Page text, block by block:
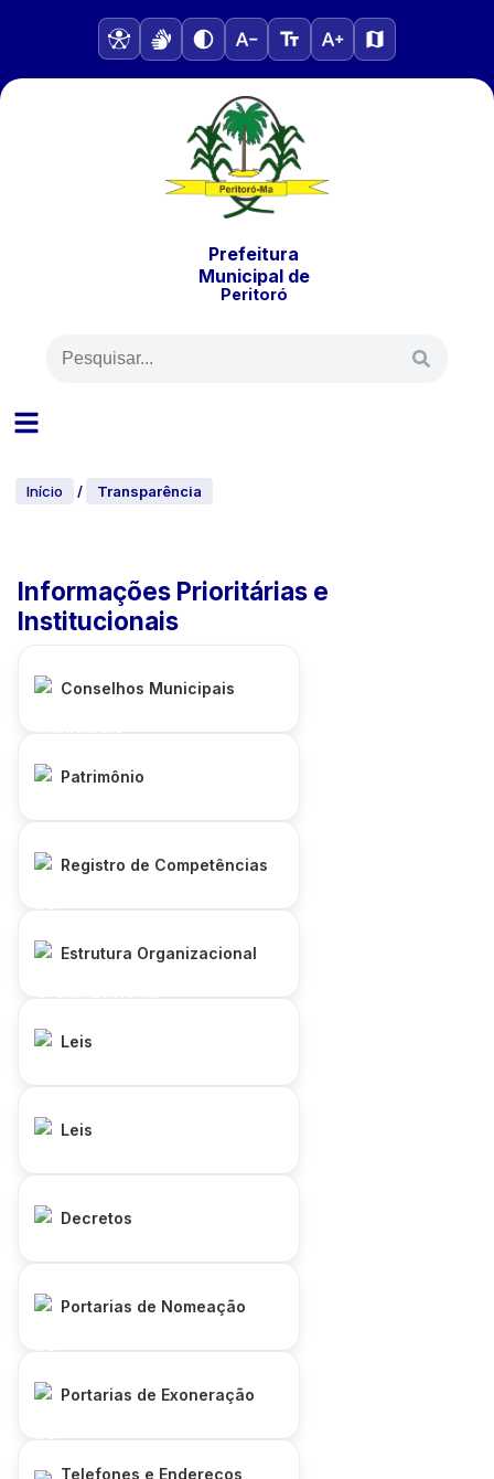
Prefeitura
Municipalde
Peritoró
Início / Transparência
Informações Prioritárias e
Institucionais
Conselhos Municipais
Patrimônio
Registro de Competências
Estrutura Organizacional
Leis
Leis
Decretos
Portarias de Nomeação
Portarias de Exoneração
Telefones e Endereços